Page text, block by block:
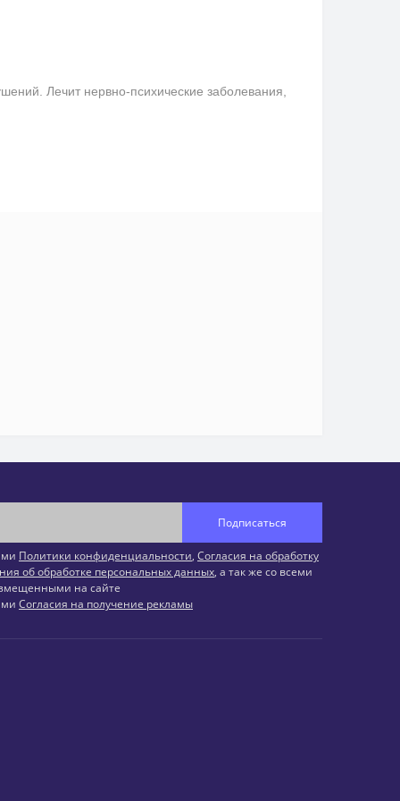
Лечит нервно-психические заболевания,
Подписаться
Политики конфиденциальности, Согласия на обработку
об обработке персональных данных, а так же со всеми
на сайте
Согласия на получение рекламы